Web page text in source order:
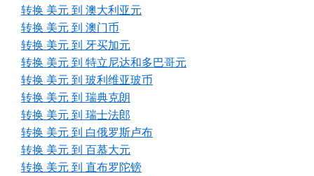
转换 美元 到 澳大利亚元
转换 美元 到 澳门币
转换 美元 到 牙买加元
转换 美元 到 特立尼达和多巴哥元
转换 美元 到 玻利维亚玻币
转换 美元 到 瑞典克朗
转换 美元 到 瑞士法郎
转换 美元 到 白俄罗斯卢布
转换 美元 到 百慕大元
转换 美元 到 直布罗陀镑